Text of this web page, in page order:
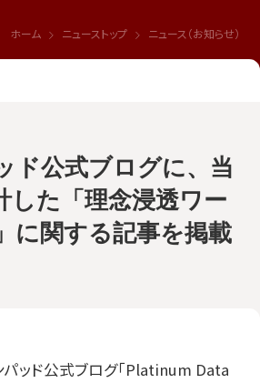
ホーム ニューストップ ニュース（お知らせ）
ド公式ブログに、当
した「理念浸透ワー
に関する記事を掲載
パッド公式ブログ「Platinum Data